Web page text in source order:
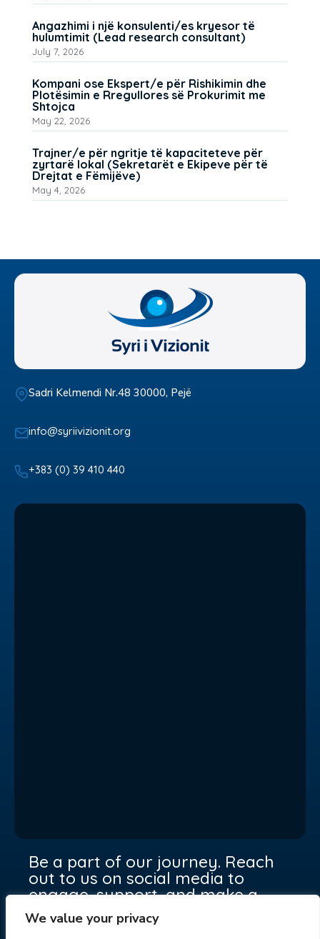
We value your privacy
Angazhimi i një konsulenti/es kryesor të
hulumtimit (Lead research consultant)
July 7, 2026
Kompani ose Ekspert/e për Rishikimin dhe
Plotësimin e Rregullores së Prokurimit me
Shtojca
May 22, 2026
Trajner/e për ngritje të kapaciteteve për
zyrtarë lokal (Sekretarët e Ekipeve për të
Drejtat e Fëmijëve)
May 4, 2026
Sadri Kelmendi Nr.48 30000, Pejë
info@syriivizionit.org
+383 (0) 39 410 440
Be a part of our journey. Reach
out to us on social media to
engage, support, and make a
difference together.